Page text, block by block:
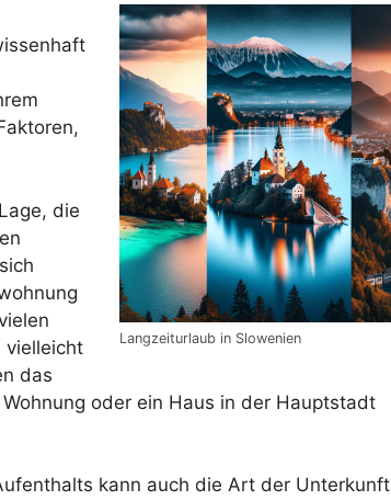
Langzeiturlaub in Slowenien
die
vielleicht
das
oder ein Haus in der Hauptstadt
kann auch die Art der Unterkunft